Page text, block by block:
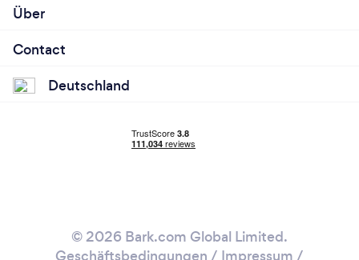
Über
Contact
Deutschland
© 2026 Bark.com Global Limited.
Geschäftsbedingungen / Impressum /